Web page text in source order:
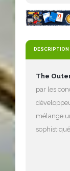
DESCRIPTION
The
par les
mélange